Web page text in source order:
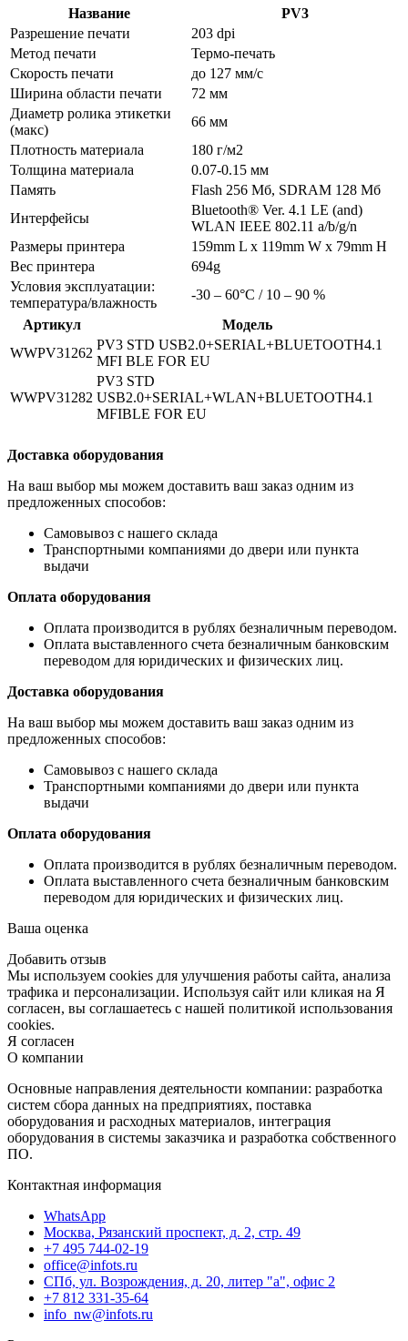
Название
PV3
Разрешение печати
203 dpi
Метод печати
Термо-печать
Скорость печати
до 127 мм/с
Ширина области печати
72 мм
Диаметр ролика этикетки
(макс)
66 мм
Плотность материала
180 г/м2
Толщина материала
0.07-0.15 мм
Память
Flash 256 Мб, SDRAM 128 Мб
Интерфейсы
Bluetooth® Ver. 4.1 LE (and)
WLAN IEEE 802.11 a/b/g/n
Размеры принтера
159mm L x 119mm W x 79mm H
Вес принтера
694g
Условия эксплуатации:
температура/влажность
-30 – 60°C / 10 – 90 %
Артикул
Модель
WWPV31262
PV3 STD USB2.0+SERIAL+BLUETOOTH4.1
MFI BLE FOR EU
WWPV31282
PV3 STD
USB2.0+SERIAL+WLAN+BLUETOOTH4.1
MFIBLE FOR EU
Доставка оборудования
На ваш выбор мы можем доставить ваш заказ одним из
предложенных способов:
Самовывоз с нашего склада
Транспортными компаниями до двери или пункта
выдачи
Оплата оборудования
Оплата производится в рублях безналичным переводом.
Оплата выставленного счета безналичным банковским
переводом для юридических и физических лиц.
Доставка оборудования
На ваш выбор мы можем доставить ваш заказ одним из
предложенных способов:
Самовывоз с нашего склада
Транспортными компаниями до двери или пункта
выдачи
Оплата оборудования
Оплата производится в рублях безналичным переводом.
Оплата выставленного счета безналичным банковским
переводом для юридических и физических лиц.
Ваша оценка
Добавить отзыв
Мы используем cookies для улучшения работы сайта, анализа
трафика и персонализации. Используя сайт или кликая на Я
согласен, вы соглашаетесь с нашей политикой использования
cookies.
Я согласен
О компании
Основные направления деятельности компании: разработка
систем сбора данных на предприятиях, поставка
оборудования и расходных материалов, интеграция
оборудования в системы заказчика и разработка собственного
ПО.
Контактная информация
WhatsApp
Москва, Рязанский проспект, д. 2, стр. 49
+7 495 744-02-19
office@infots.ru
СПб, ул. Возрождения, д. 20, литер "a", офис 2
+7 812 331-35-64
info_nw@infots.ru